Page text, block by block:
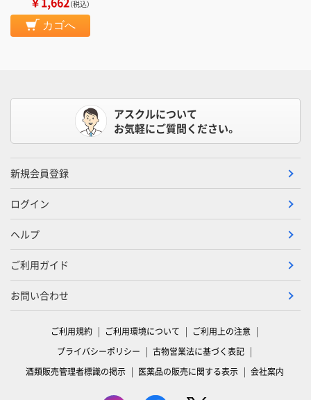
（税込）
カゴへ
アスクルについて
お気軽にご質問ください。
新規会員登録
ログイン
ヘルプ
ご利用ガイド
お問い合わせ
ご利用規約 ご利用環境について
ご利用上の注意
プライバシーポリシー
古物営業法に基づく表記
酒類販売管理者標識の掲示
医薬品の販売に関する表示 会社案内